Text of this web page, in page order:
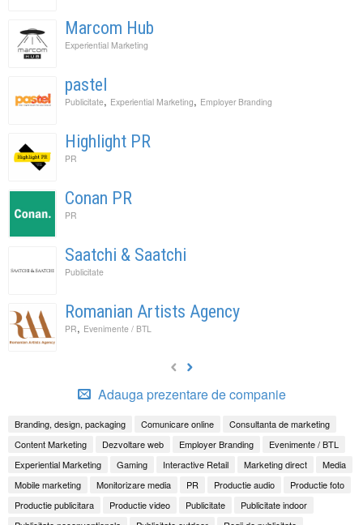
Marcom Hub
Experiential Marketing
pastel
Publicitate, Experiential Marketing, Employer Branding
Highlight PR
PR
Conan PR
PR
Saatchi & Saatchi
Publicitate
Romanian Artists Agency
PR, Evenimente / BTL
Adauga prezentare de companie
Branding, design, packaging Comunicare online
Consultanta de marketing
Content Marketing
Dezvoltare web Employer Branding
Evenimente / BTL
Experiential Marketing
Gaming Interactive Retail Marketing direct
Media
Mobile marketing
Monitorizare media PR Productie audio
Productie foto
Productie publicitara
Productie video Publicitate
Publicitate indoor